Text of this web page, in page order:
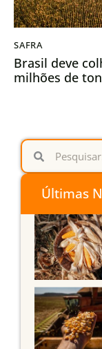
SAFRA
Brasil deve
milhões de
Últimas